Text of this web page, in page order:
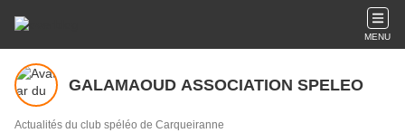
MENU
GALAMAOUD ASSOCIATION SPELEO
Actualités du club spéléo de Carqueiranne